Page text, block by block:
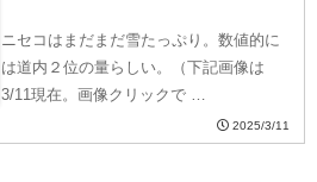
ニセコはまだまだ雪たっぷり。数値的に
は道内２位の量らしい。（下記画像は
3/11現在。画像クリックで …
2025/3/11